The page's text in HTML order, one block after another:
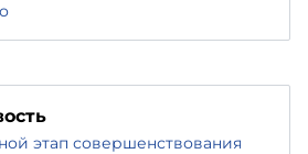
этап совершенствования